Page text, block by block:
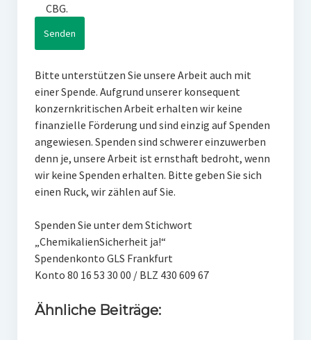
CBG.
Bitte unterstützen Sie unsere Arbeit auch mit
einer Spende. Aufgrund unserer konsequent
konzernkritischen Arbeit erhalten wir keine
finanzielle Förderung und sind einzig auf Spenden
angewiesen. Spenden sind schwerer einzuwerben
denn je, unsere Arbeit ist ernsthaft bedroht, wenn
wir keine Spenden erhalten. Bitte geben Sie sich
einen Ruck, wir zählen auf Sie.
Spenden Sie unter dem Stichwort
„ChemikalienSicherheit ja!“
Spendenkonto GLS Frankfurt
Konto 80 16 53 30 00 / BLZ 430 609 67
Ähnliche Beiträge: